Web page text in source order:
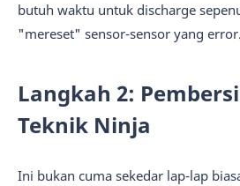
butuh waktu untuk discharge
"mereset" sensor-sensor yang error.
Langkah 2:
Teknik Ninja
Ini bukan cuma sekedar lap-lap